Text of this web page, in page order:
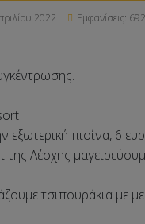
2022 Εμφανίσεις: 692
στην
μαγειρεύουμε
τσιπουράκια με